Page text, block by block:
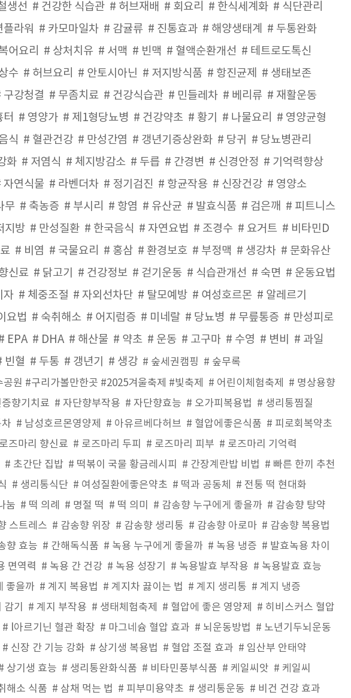
생선 건강한 식습관 허브재배 회요리 한식세계화
식단관리
플라워 카모마일차 감귤류 진통효과 해양생태계
두통완화
어요리 상처치유 서맥 빈맥 혈액순환개선
테트로도톡신
수 허브요리 안토시아닌 저지방식품 항진균제
생태보존
구강청결 무좀치료 건강식습관 민들레차 베리류
재활운동
터 영양가 제1형당뇨병 건강약초 황기 나물요리
영양균형
식 혈관건강 만성간염 갱년기증상완화 당귀
당뇨병관리
화 저염식 체지방감소 두릅 간경변 신경안정
기억력향상
자연식물 라벤더차 정기검진 항균작용 신장건강
영양소
무 축농증 부시리 항염 유산균 발효식품 검은깨
피트니스
지방 만성질환 한국음식 자연요법 조경수 요거트
비타민D
비염 국물요리 홍삼 환경보호 부정맥 생강차
문화유산
신료 닭고기 건강정보 걷기운동 식습관개선 숙면
운동요법
자 체중조절 자외선차단 탈모예방 여성호르몬
알레르기
요법 숙취해소 어지럼증 미네랄 당뇨병 무릎통증
만성피로
EPA DHA 해산물 약초 운동 고구마 수영 변비
과일
빈혈
두통 갱년기 생강 숲세권캠핑
숲무록
원 #구리가볼만한곳 #2025겨울축제 #빛축제
어린이체험축제
명상용향
향기치료 자단향부작용 자단향효능 오가피복용법
생리통찜질
남성호르몬영양제 아유르베다허브 혈압에좋은식품
피로회복약초
로즈마리 향신료 로즈마리 두피 로즈마리 피부
로즈마리 기억력
초간단 집밥 떡볶이 국물 황금레시피 간장계란밥 비법
빠른 한끼 추천
생리통식단 여성질환에좋은약초 떡과 공동체
전통 떡 현대화
눔 떡 의례 명절 떡 떡 의미 감송향 누구에게 좋을까
감송향 탕약
스트레스 감송향 위장 감송향 생리통 감송향 아로마
감송향 복용법
향 효능 간해독식품 녹용 누구에게 좋을까 녹용 냉증
발효녹용 차이
면역력 녹용 간 건강 녹용 성장기 녹용발효 부작용
녹용발효 효능
좋을까
계지 복용법 계지차 끓이는 법 계지 생리통
계지 냉증
감기 계지 부작용 생태체험축제 혈압에 좋은 영양제
히비스커스 혈압
l아르기닌 혈관 확장 마그네슘 혈압 효과 뇌운동방법
노년기두뇌운동
신장 간 기능 강화 상기생 복용법 혈압 조절 효과
임산부 안태약
상기생 효능 생리통완화식품 비타민풍부식품 케일씨앗
케일씨
해소 식품 삼채 먹는 법 피부미용약초 생리통운동
비건 건강 효과